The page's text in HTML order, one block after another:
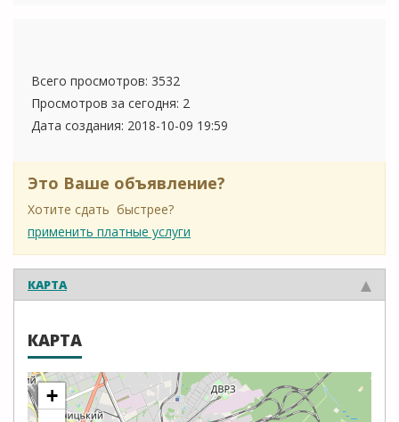
Всего просмотров: 3532
Просмотров за сегодня: 2
Дата создания: 2018-10-09 19:59
Это Ваше объявление?
Хотите сдать быстрее?
применить платные услуги
КАРТА
КАРТА
+